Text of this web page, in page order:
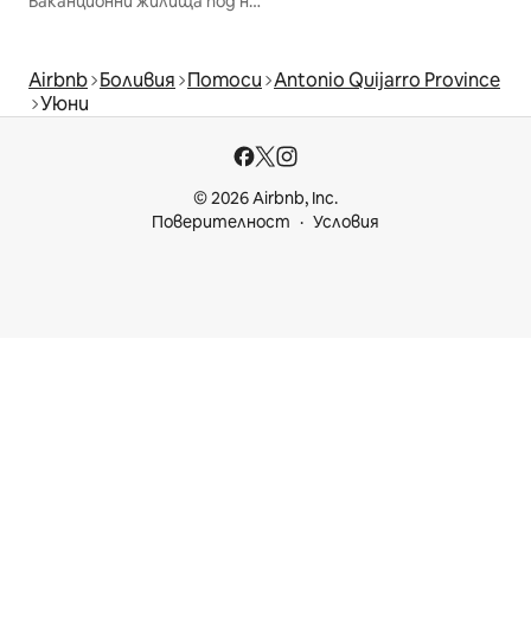
Airbnb Боливия Потоси Antonio Quijarro Province
Уюни
© 2026 Airbnb, Inc.
Поверителност
Условия